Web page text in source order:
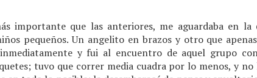
importante que las anteriores, me aguardaba en la
pequeños. Un angelito en brazos y otro que
y fui al encuentro de aquel grupo
tuvo que correr media cuadra por lo menos, y